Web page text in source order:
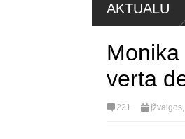
AKTUALU
verta
221 Įžvalgos